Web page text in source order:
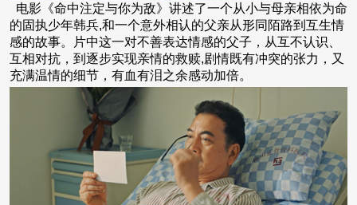
电影《命中注定与你为敌》讲述了一个从小与母亲相依为命
的固执少年韩兵,和一个意外相认的父亲从形同陌路到互生情
感的故事。片中这一对不善表达情感的父子，从互不认识、
互相对抗，到逐步实现亲情的救赎,剧情既有冲突的张力，又
充满温情的细节，有血有泪之余感动加倍。